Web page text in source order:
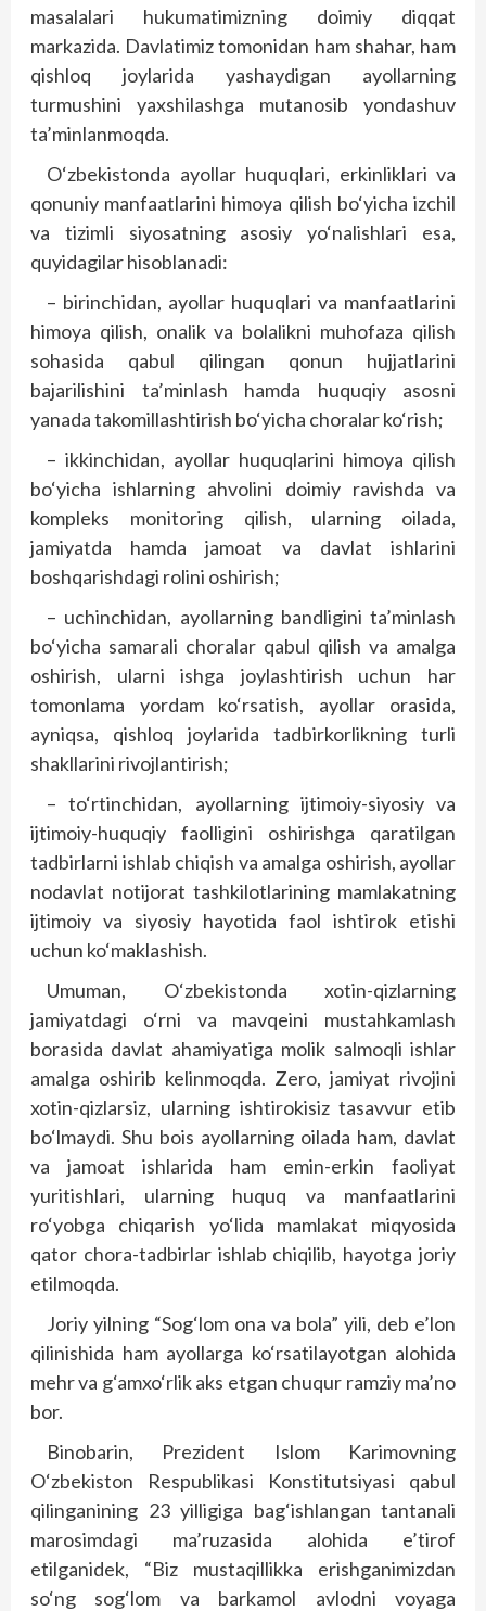
masalalari hukumatimizning doimiy diqqat
markazida. Davlatimiz tomonidan ham shahar, ham
qishloq joylarida yashaydigan ayollarning
turmushini yaxshilashga mutanosib yondashuv
ta’minlanmoqda.
O‘zbekistonda ayollar huquqlari, erkinliklari va
qonuniy manfaatlarini himoya qilish bo‘yicha izchil
va tizimli siyosatning asosiy yo‘nalishlari esa,
quyidagilar hisoblanadi:
– birinchidan, ayollar huquqlari va manfaatlarini
himoya qilish, onalik va bolalikni muhofaza qilish
sohasida qabul qilingan qonun hujjatlarini
bajarilishini ta’minlash hamda huquqiy asosni
yanada takomillashtirish bo‘yicha choralar ko‘rish;
– ikkinchidan, ayollar huquqlarini himoya qilish
bo‘yicha ishlarning ahvolini doimiy ravishda va
kompleks monitoring qilish, ularning oilada,
jamiyatda hamda jamoat va davlat ishlarini
boshqarishdagi rolini oshirish;
– uchinchidan, ayollarning bandligini ta’minlash
bo‘yicha samarali choralar qabul qilish va amalga
oshirish, ularni ishga joylashtirish uchun har
tomonlama yordam ko‘rsatish, ayollar orasida,
ayniqsa, qishloq joylarida tadbirkorlikning turli
shakllarini rivojlantirish;
– to‘rtinchidan, ayollarning ijtimoiy-siyosiy va
ijtimoiy-huquqiy faolligini oshirishga qaratilgan
tadbirlarni ishlab chiqish va amalga oshirish, ayollar
nodavlat notijorat tashkilotlarining mamlakatning
ijtimoiy va siyosiy hayotida faol ishtirok etishi
uchun ko‘maklashish.
Umuman, O‘zbekistonda xotin-qizlarning
jamiyatdagi o‘rni va mavqeini mustahkamlash
borasida davlat ahamiyatiga molik salmoqli ishlar
amalga oshirib kelinmoqda. Zero, jamiyat rivojini
xotin-qizlarsiz, ularning ishtirokisiz tasavvur etib
bo‘lmaydi. Shu bois ayollarning oilada ham, davlat
va jamoat ishlarida ham emin-erkin faoliyat
yuritishlari, ularning huquq va manfaatlarini
ro‘yobga chiqarish yo‘lida mamlakat miqyosida
qator chora-tadbirlar ishlab chiqilib, hayotga joriy
etilmoqda.
Joriy yilning “Sog‘lom ona va bola” yili, deb e’lon
qilinishida ham ayollarga ko‘rsatilayotgan alohida
mehr va g‘amxo‘rlik aks etgan chuqur ramziy ma’no
bor.
Binobarin, Prezident Islom Karimovning
O‘zbekiston Respublikasi Konstitutsiyasi qabul
qilinganining 23 yilligiga bag‘ishlangan tantanali
marosimdagi ma’ruzasida alohida e’tirof
etilganidek, “Biz mustaqillikka erishganimizdan
so‘ng sog‘lom va barkamol avlodni voyaga